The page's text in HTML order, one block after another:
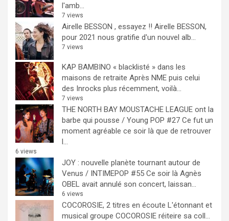
l'amb...
7 views
Airelle BESSON , essayez !! Airelle BESSON,
pour 2021 nous gratifie d'un nouvel alb...
7 views
KAP BAMBINO « blacklisté » dans les
maisons de retraite Après NME puis celui
des Inrocks plus récemment, voilà...
7 views
THE NORTH BAY MOUSTACHE LEAGUE ont la
barbe qui pousse / Young POP #27 Ce fut un
moment agréable ce soir là que de retrouver
l...
6 views
JOY : nouvelle planète tournant autour de
Venus / INTIMEPOP #55 Ce soir là Agnès
OBEL avait annulé son concert, laissan...
6 views
COCOROSIE, 2 titres en écoute L'étonnant et
musical groupe COCOROSIE réiteire sa coll...